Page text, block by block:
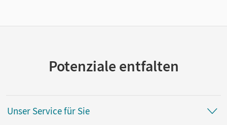
Potenziale entfalten
Unser Service für Sie